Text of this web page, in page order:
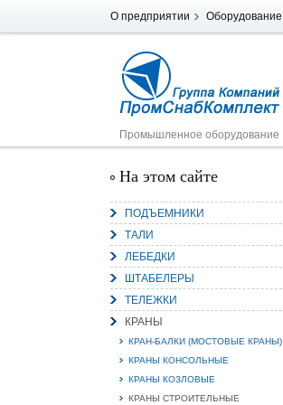
О предприятии Оборудование
Промышленное оборудование
На этом сайте
ПОДЪЕМНИКИ
ТАЛИ
ЛЕБЕДКИ
ШТАБЕЛЕРЫ
ТЕЛЕЖКИ
КРАНЫ
КРАН-БАЛКИ (МОСТОВЫЕ КРАНЫ)
КРАНЫ КОНСОЛЬНЫЕ
КРАНЫ КОЗЛОВЫЕ
КРАНЫ СТРОИТЕЛЬНЫЕ